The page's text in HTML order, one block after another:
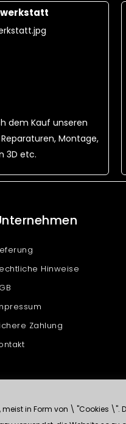
dem Kauf unseren
Montage,
3D etc.
Hinweise
Zahlung
in Form von \ "Cookies \".